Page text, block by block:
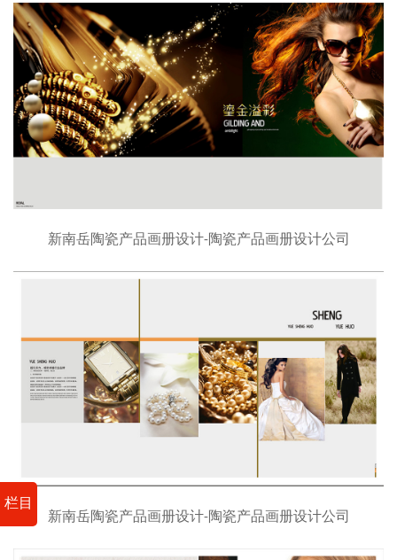
栏目
新南岳陶瓷产品画册设计-陶瓷产品画册设计公司
新南岳陶瓷产品画册设计-陶瓷产品画册设计公司